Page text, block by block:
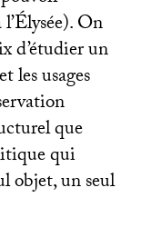
On
d’étudier un
les usages
que
qui
objet, un seul